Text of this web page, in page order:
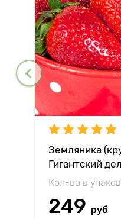
Земляника
Гигантский
Кол-во в
249 руб